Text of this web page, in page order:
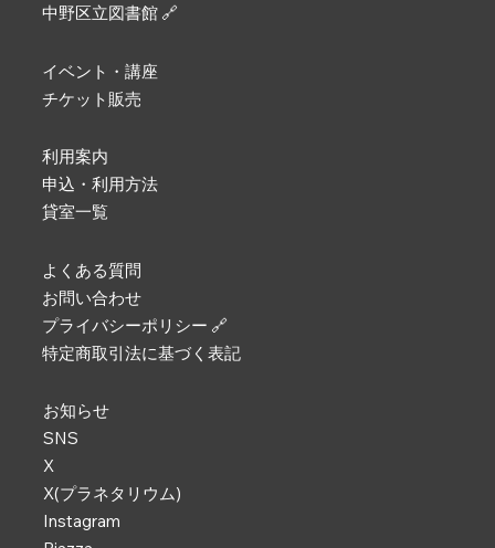
中野区立図書館 🔗
イベント・講座
チケット販売
利用案内
申込・利用方法
貸室一覧
よくある質問
お問い合わせ
プライバシーポリシー 🔗
特定商取引法に基づく表記
お知らせ
SNS
X
X(プラネタリウム)
Instagram